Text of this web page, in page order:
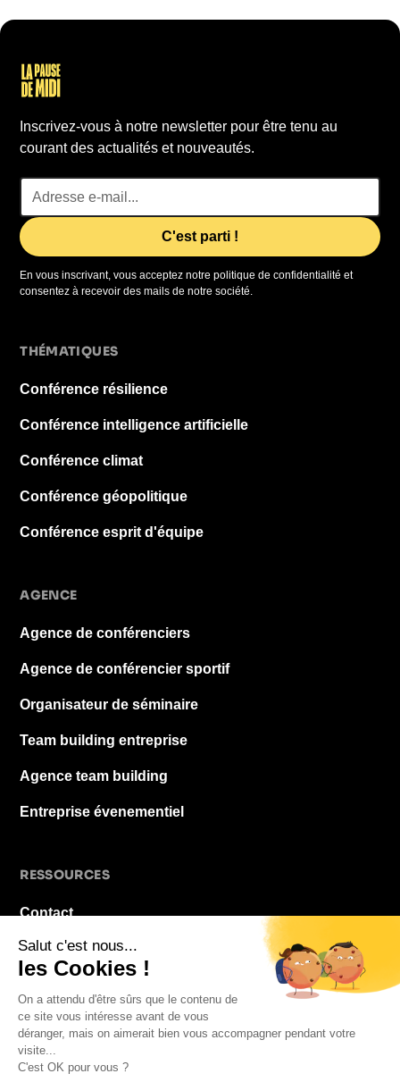
Inscrivez-vous à notre newsletter pour être tenu au
courant des actualités et nouveautés.
En vous inscrivant, vous acceptez notre politique de confidentialité et
consentez à recevoir des mails de notre société.
THÉMATIQUES
Conférence résilience
Conférence intelligence artificielle
Conférence climat
Conférence géopolitique
Conférence esprit d'équipe
AGENCE
Agence de conférenciers
Agence de conférencier sportif
Organisateur de séminaire
Team building entreprise
Agence team building
Entreprise évenementiel
RESSOURCES
Contact
À propos
FAQ